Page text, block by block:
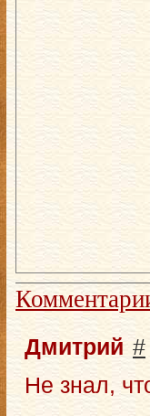
Дмитрий #
Не знал,